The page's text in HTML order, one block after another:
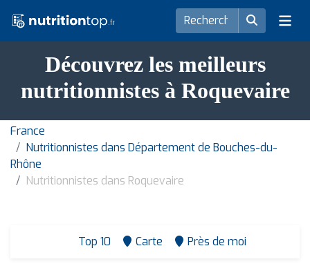
Découvrez les meilleurs
nutritionnistes à Roquevaire
France
Nutritionnistes dans Département de Bouches-du-
Rhône
Nutritionnistes dans Roquevaire
Top 10 Carte Près de moi